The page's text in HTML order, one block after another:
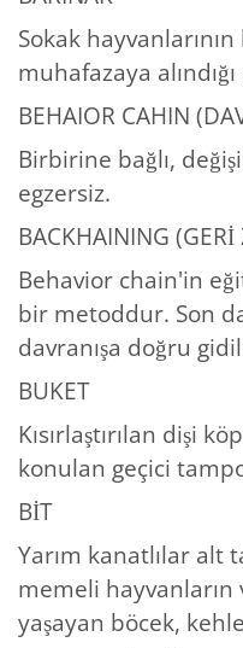
Sokak
muhafazaya
BEHAIOR CAHIN
Birbirine bağlı,
egzersiz.
BACKHAINING
Behavior chain'in
bir metoddur. Son
davranışa doğru
BUKET
Kısırlaştırılan dişi
konulan geçici
BİT
Yarım kanatlılar alt
memeli
yaşayan böcek,